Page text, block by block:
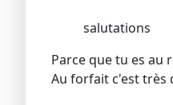
salutations
Parce que tu es au
Au forfait c'est très